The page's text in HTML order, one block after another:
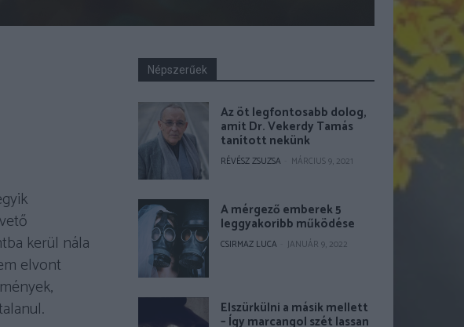
kerül nála
elvont
Népszerűek
Az öt legfontosabb dolog,
amit Dr. Vekerdy Tamás
tanított nekünk
RÉVÉSZ ZSUZSA MÁRCIUS 9, 2021
A mérgező emberek 5
leggyakoribb működése
CSIRMAZ LUCA JANUÁR 9, 2022
Elszürkülni a másik mellett
– Így marcangol szét lassan